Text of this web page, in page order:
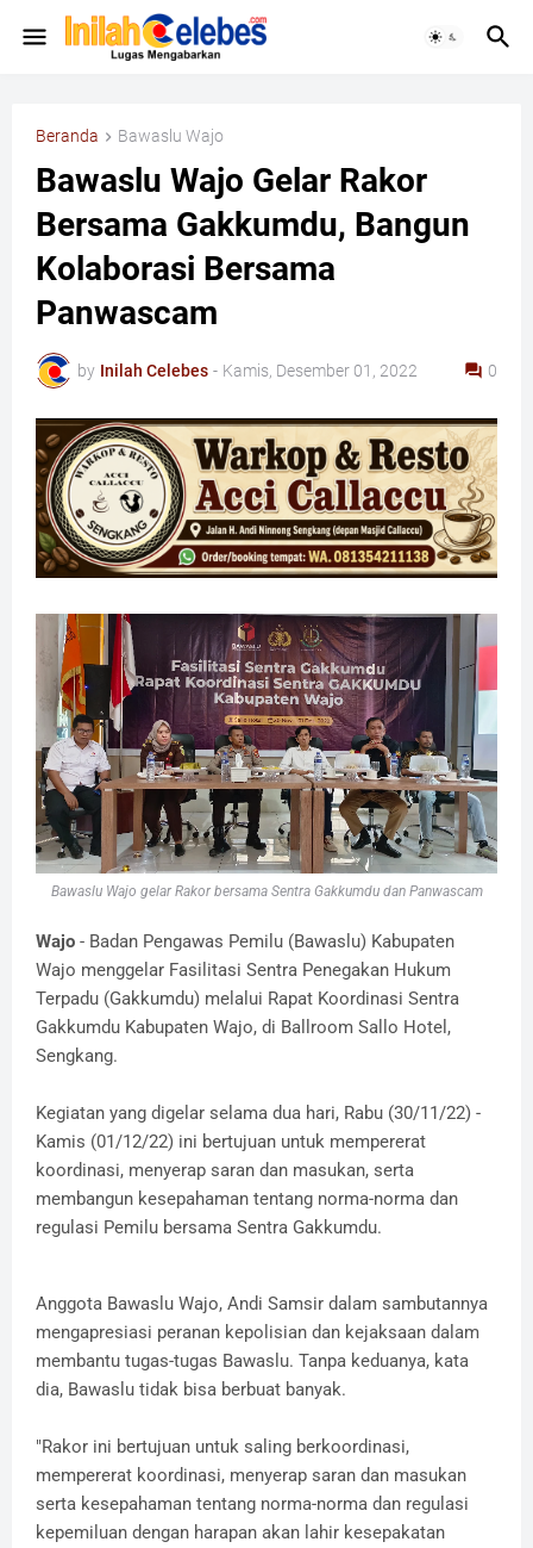
Beranda Bawaslu Wajo
Bawaslu Wajo Gelar Rakor
Bersama Gakkumdu, Bangun
Kolaborasi Bersama
Panwascam
by Inilah Celebes - Kamis, Desember 01, 2022 0
Bawaslu Wajo gelar Rakor bersama Sentra Gakkumdu dan Panwascam
Wajo - Badan Pengawas Pemilu (Bawaslu) Kabupaten
Wajo menggelar Fasilitasi Sentra Penegakan Hukum
Terpadu (Gakkumdu) melalui Rapat Koordinasi Sentra
Gakkumdu Kabupaten Wajo, di Ballroom Sallo Hotel,
Sengkang.
Kegiatan yang digelar selama dua hari, Rabu (30/11/22) -
Kamis (01/12/22) ini bertujuan untuk mempererat
koordinasi, menyerap saran dan masukan, serta
membangun kesepahaman tentang norma-norma dan
regulasi Pemilu bersama Sentra Gakkumdu.
Anggota Bawaslu Wajo, Andi Samsir dalam sambutannya
mengapresiasi peranan kepolisian dan kejaksaan dalam
membantu tugas-tugas Bawaslu. Tanpa keduanya, kata
dia, Bawaslu tidak bisa berbuat banyak.
"Rakor ini bertujuan untuk saling berkoordinasi,
mempererat koordinasi, menyerap saran dan masukan
serta kesepahaman tentang norma-norma dan regulasi
kepemiluan dengan harapan akan lahir kesepakatan